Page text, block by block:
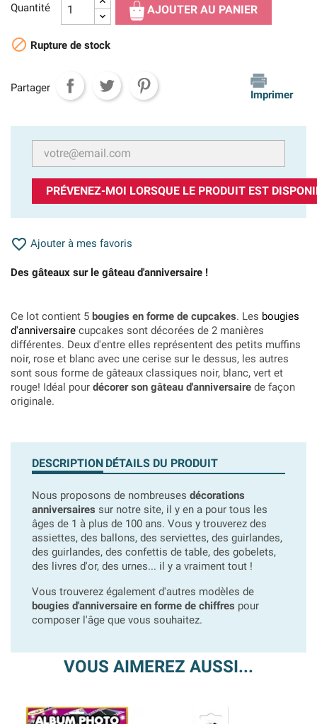
Quantité AJOUTER AU PANIER
 Rupture de stock
Partager
Imprimer
PRÉVENEZ-MOI LORSQUE LE PRODUIT EST
 Ajouter à mes favoris
Des gâteaux sur le gâteau d'anniversaire !
Ce lot contient 5 bougies en forme de cupcakes. Les bougies
d'anniversaire cupcakes sont décorées de 2 manières
différentes. Deux d'entre elles représentent des petits muffins
noir, rose et blanc avec une cerise sur le dessus, les autres
sont sous forme de gâteaux classiques noir, blanc, vert et
rouge! Idéal pour décorer son gâteau d'anniversaire de façon
originale.
DESCRIPTION DÉTAILS DU PRODUIT
Nous proposons de nombreuses décorations
anniversaires sur notre site, il y en a pour tous les
âges de 1 à plus de 100 ans. Vous y trouverez des
assiettes, des ballons, des serviettes, des guirlandes,
des guirlandes, des confettis de table, des gobelets,
des livres d'or, des urnes... il y a vraiment tout !
Vous trouverez également d'autres modèles de
bougies d'anniversaire en forme de chiffres pour
composer l'âge que vous souhaitez.
VOUS AIMEREZ AUSSI...